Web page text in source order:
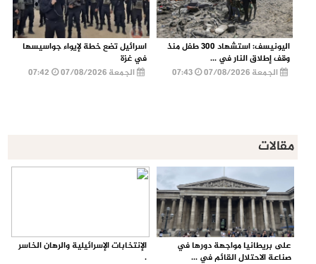
اليونيسف: استشهاد 300 طفل منذ
وقف إطلاق النار في ...
الجمعة 07/08/2026
اسرائيل تضع خطة لإيواء جواسيسها
في غزة
الجمعة 07/08/2026
مقالات
على بريطانيا مواجهة دورها في
صناعة الاحتلال القائم في ...
الإنتخابات الإسرائيلية والرهان الخاسر
.